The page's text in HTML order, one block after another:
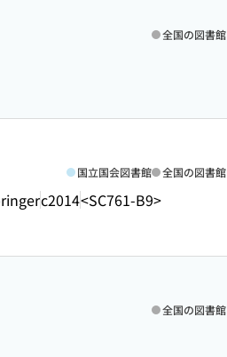
全国の図書館
c2014<SC761-B9>
国立国会図書館 全国の図書館
全国の図書館